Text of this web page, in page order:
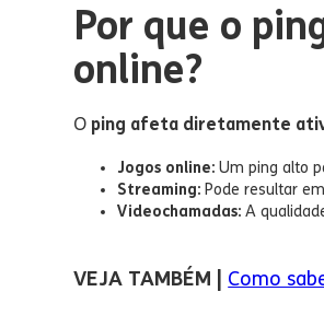
Por que o
online?
O ping afeta diretamente
Jogos online: Um ping alto
Streaming: Pode resultar
Videochamadas: A
VEJA TAMBÉM | Como